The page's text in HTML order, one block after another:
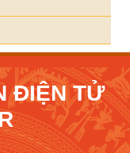
ĐIỆN TỬ